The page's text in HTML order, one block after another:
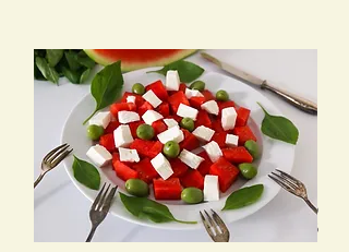
לחם בירה בצ'יקצ'ק